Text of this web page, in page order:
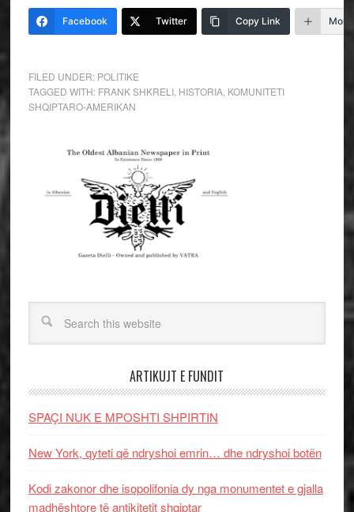
Facebook Twitter Copy Link More
FILED UNDER: POLITIKE
TAGGED WITH: FRANK SHKRELI, HISTORIA, KOMUNITETI
SHQIPTARO-AMERIKAN
ARTIKUJT E FUNDIT
SPAÇI NUK E MPOSHTI SHPIRTIN
New York, qyteti që ndryshoi emrin… dhe ndryshoi botën
Kodi zakonor dhe isopolifonia dy nga monumentet e gjalla
madhështore të antikitetit shqiptar